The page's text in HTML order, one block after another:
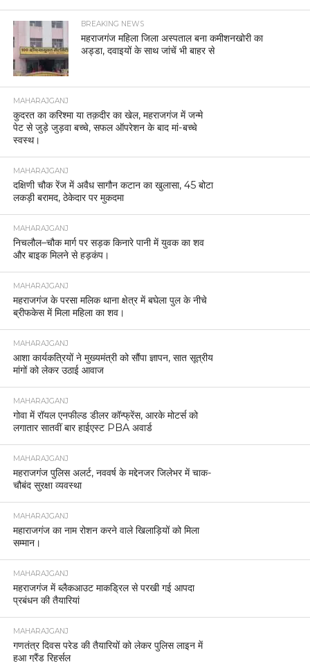
BREAKING NEWS
महराजगंज महिला जिला अस्पताल बना कमीशनखोरी का
अड्डा, दवाइयों के साथ जांचें भी बाहर से
MAHARAJGANJ
कुदरत का करिश्मा या तक़दीर का खेल, महराजगंज में जन्मे
पेट से जुड़े जुड़वा बच्चे, सफल ऑपरेशन के बाद मां-बच्चे
स्वस्थ।
MAHARAJGANJ
दक्षिणी चौक रेंज में अवैध सागौन कटान का खुलासा, 45 बोटा
लकड़ी बरामद, ठेकेदार पर मुकदमा
MAHARAJGANJ
निचलौल–चौक मार्ग पर सड़क किनारे पानी में युवक का शव
और बाइक मिलने से हड़कंप।
MAHARAJGANJ
महराजगंज के परसा मलिक थाना क्षेत्र में बघेला पुल के नीचे
ब्रीफकेस में मिला महिला का शव।
MAHARAJGANJ
आशा कार्यकत्रियों ने मुख्यमंत्री को सौंपा ज्ञापन, सात सूत्रीय
मांगों को लेकर उठाई आवाज
MAHARAJGANJ
गोवा में रॉयल एनफील्ड डीलर कॉन्फ्रेंस, आरके मोटर्स को
लगातार सातवीं बार हाईएस्ट PBA अवार्ड
MAHARAJGANJ
महराजगंज पुलिस अलर्ट, नववर्ष के मद्देनजर जिलेभर में चाक-
चौबंद सुरक्षा व्यवस्था
MAHARAJGANJ
महाराजगंज का नाम रोशन करने वाले खिलाड़ियों को मिला
सम्मान।
MAHARAJGANJ
महराजगंज में ब्लैकआउट माकड्रिल से परखी गई आपदा
प्रबंधन की तैयारियां
MAHARAJGANJ
गणतंत्र दिवस परेड की तैयारियों को लेकर पुलिस लाइन में
हुआ ग्रैंड रिहर्सल